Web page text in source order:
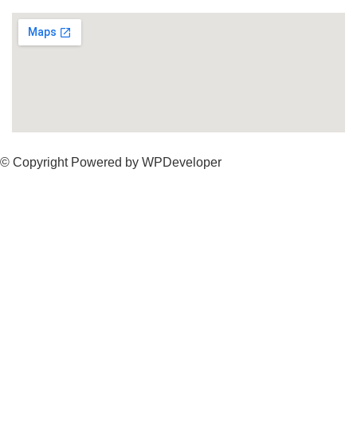
© Copyright Powered by WPDeveloper